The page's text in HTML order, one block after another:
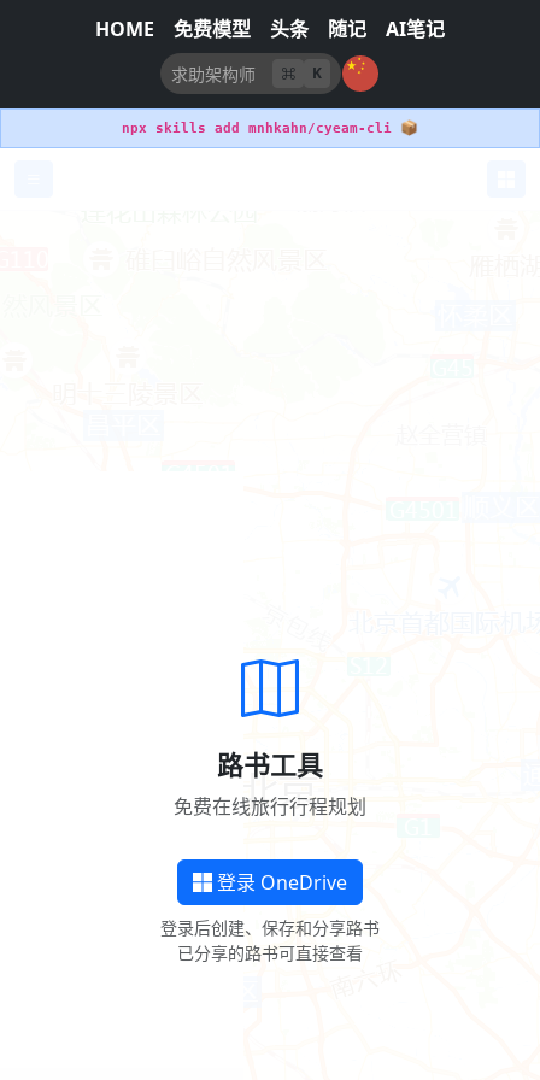
HOME 免费模型 头条 随记 AI笔记
K
npx skills add mnhkahn/cyeam-cli 📦
路书工具
免费在线旅行行程规划
登录 OneDrive
登录后创建、保存和分享路书
已分享的路书可直接查看